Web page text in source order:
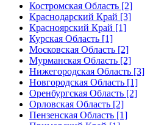
Костромская Область [2]
Краснодарский Край [3]
Красноярский Край [1]
Курская Область [1]
Московская Область [2]
Мурманская Область [2]
Нижегородская Область [3]
Новгородская Область [1]
Оренбургская Область [2]
Орловская Область [2]
Пензенская Область [1]